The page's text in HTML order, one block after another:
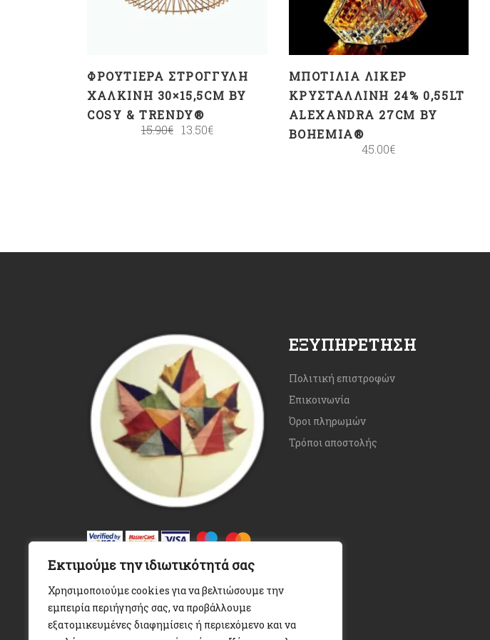
Εκτιμούμε την ιδιωτικότητά σας
Χρησιμοποιούμε cookies για να βελτιώσουμε την
εμπειρία περιήγησής σας, να προβάλλουμε
εξατομικευμένες διαφημίσεις ή περιεχόμενο και να
ΦΡΟΥΤΙΈΡΑ ΣΤΡΟΓΓΥΛΉ
ΧΆΛΚΙΝΗ 30×15,5CM BY
COSY & TRENDY®
15.90€ 13.50€
ΜΠΟΤΊΛΙΑ ΛΙΚΈΡ
ΚΡΥΣΤΆΛΛΙΝΗ 24% 0,55LT
ALEXANDRA 27CM BY
BOHEMIA®
45.00€
ΕΞΥΠΗΡΈΤΗΣΗ
Πολιτική επιστροφών
Επικοινωνία
Όροι πληρωμών
Τρόποι αποστολής